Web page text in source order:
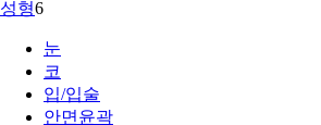
성형6
눈
코
입/입술
안면윤곽